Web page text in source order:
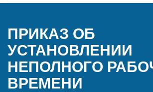
ПРИКАЗ ОБ
УСТАНОВЛЕНИИ
НЕПОЛНОГО
ВРЕМЕНИ